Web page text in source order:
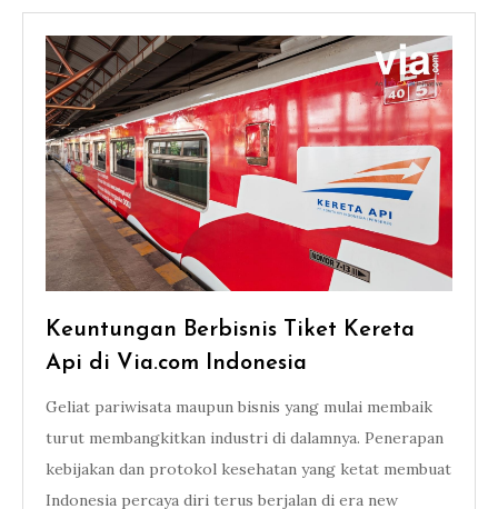
Keuntungan Berbisnis Tiket Kereta
Api di Via.com Indonesia
Geliat pariwisata maupun bisnis yang mulai membaik
turut membangkitkan industri di dalamnya. Penerapan
kebijakan dan protokol kesehatan yang ketat membuat
Indonesia percaya diri terus berjalan di era new